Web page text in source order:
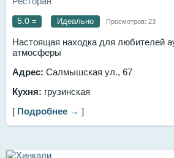
5.0 = Идеально Просмотров: 23
Настоящая находка для любителей
атмосферы
Адрес: Салмышская ул., 67
Кухня: грузинская
[ Подробнее → ]